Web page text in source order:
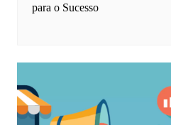
para o Sucesso